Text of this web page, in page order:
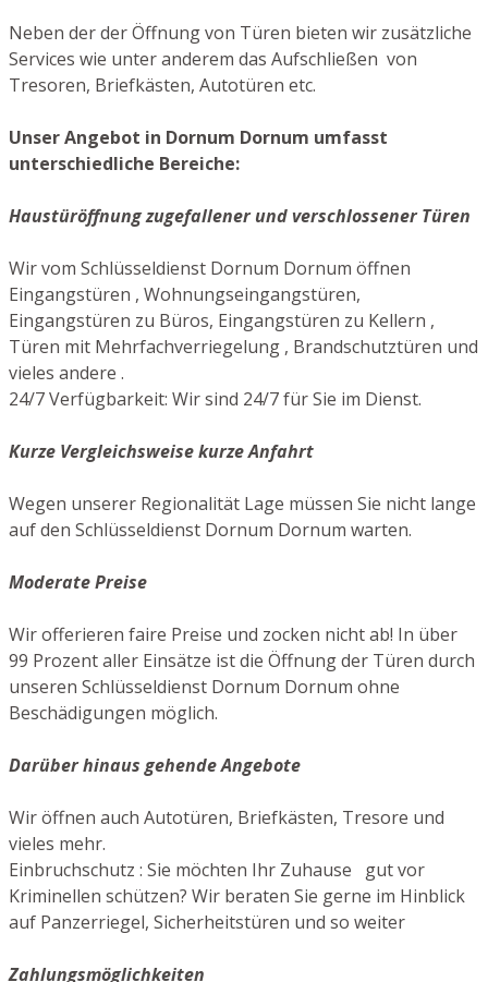
Neben der der Öffnung von Türen bieten wir zusätzliche
Services wie unter anderem das Aufschließen von
Tresoren, Briefkästen, Autotüren etc.
Unser Angebot in Dornum Dornum umfasst
unterschiedliche Bereiche:
Haustüröffnung zugefallener und verschlossener Türen
Wir vom Schlüsseldienst Dornum Dornum öffnen
Eingangstüren , Wohnungseingangstüren,
Eingangstüren zu Büros, Eingangstüren zu Kellern ,
Türen mit Mehrfachverriegelung , Brandschutztüren und
vieles andere .
24/7 Verfügbarkeit: Wir sind 24/7 für Sie im Dienst.
Kurze Vergleichsweise kurze Anfahrt
Wegen unserer Regionalität Lage müssen Sie nicht lange
auf den Schlüsseldienst Dornum Dornum warten.
Moderate Preise
Wir offerieren faire Preise und zocken nicht ab! In über
99 Prozent aller Einsätze ist die Öffnung der Türen durch
unseren Schlüsseldienst Dornum Dornum ohne
Beschädigungen möglich.
Darüber hinaus gehende Angebote
Wir öffnen auch Autotüren, Briefkästen, Tresore und
vieles mehr.
Einbruchschutz : Sie möchten Ihr Zuhause gut vor
Kriminellen schützen? Wir beraten Sie gerne im Hinblick
auf Panzerriegel, Sicherheitstüren und so weiter
Zahlungsmöglichkeiten